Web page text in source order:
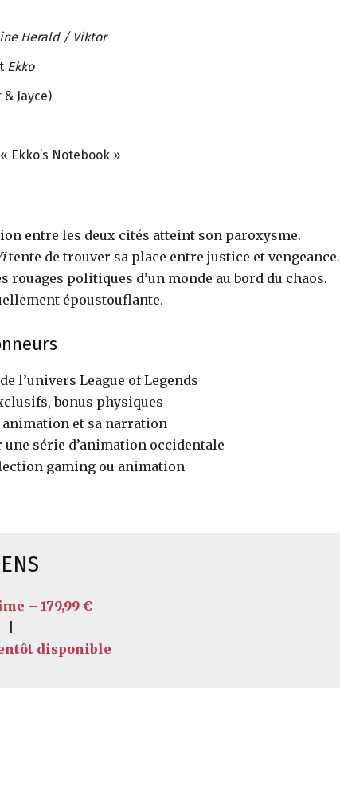
Herald / Viktor
Ekko
Jayce)
Ekko’s Notebook »
entre les deux cités atteint son paroxysme.
tente de trouver sa place entre justice et vengeance.
rouages politiques d’un monde au bord du chaos.
époustouflante.
l’univers League of Legends
bonus physiques
et sa narration
série d’animation occidentale
gaming ou animation
– 179,99 €
disponible